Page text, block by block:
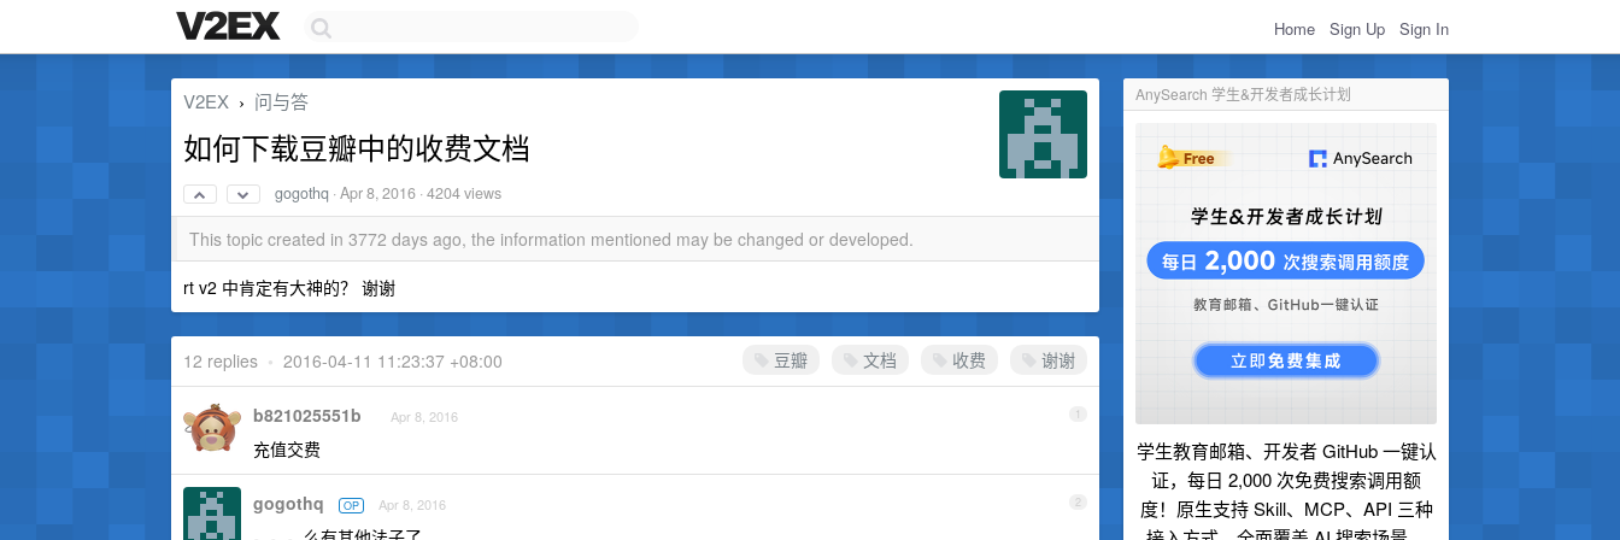
Home Sign Up Sign In
AnySearch 学生&开发者成长计划
学生教育邮箱、开发者 GitHub 一键认
证，每日 2,000 次免费搜索调用额
度！原生支持 Skill、MCP、API 三种
V2EX › 问与答
如何下载豆瓣中的收费文档
gogothq ·Apr 8, 2016 · 4204 views
This topic created in 3772 days ago, the information mentioned may be changed or developed.
rt v2 中肯定有大神的？ 谢谢
豆瓣 文档 收费 谢谢
12 replies • 2016-04-11 11:23:37 +08:00
1
b821025551b Apr 8, 2016
充值交费
2
gogothq OP Apr 8, 2016